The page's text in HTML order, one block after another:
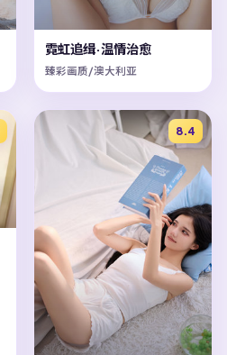
霓虹追缉·温情治愈
臻彩画质/澳大利亚
8.4